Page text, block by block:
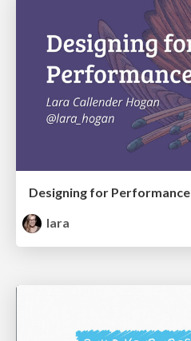
Designing for Performance
lara